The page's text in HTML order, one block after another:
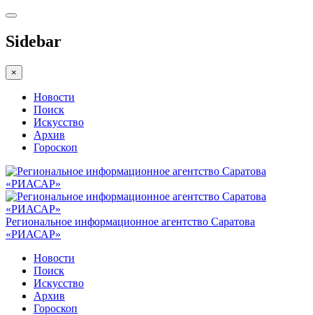
Sidebar
×
Новости
Поиск
Искусство
Архив
Гороскоп
Региональное информационное агентство Саратова
«РИАСАР»
Новости
Поиск
Искусство
Архив
Гороскоп